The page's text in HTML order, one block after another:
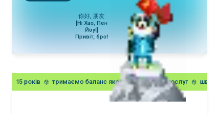
你好, 朋友
[Ні Хао, Пен
Йоу!]
Привіт, бро!
15 років тримаємо баланс якості вартості послуг